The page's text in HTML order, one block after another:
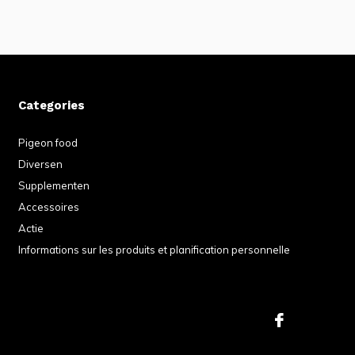
Categories
Pigeon food
Diversen
Supplementen
Accessoires
Actie
Informations sur les produits et planification personnelle